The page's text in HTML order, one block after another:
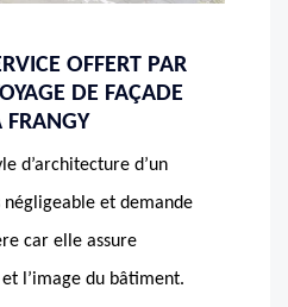
OFFERT PAR
DE FAÇADE
FRANGY
d’architecture d’un
négligeable et demande
car elle assure
l’image du bâtiment.